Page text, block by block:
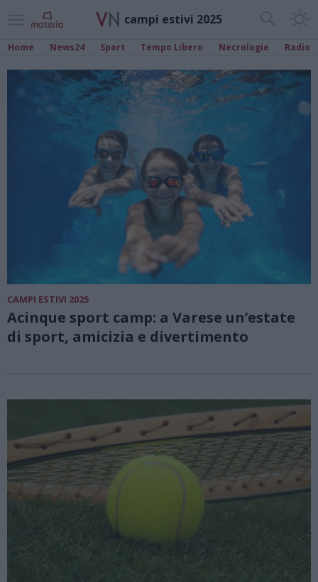
campi estivi 2025
Home News24 Sport Tempo Libero Necrologie Radio
CAMPI ESTIVI 2025
Acinque sport camp: a Varese un’estate
di sport, amicizia e divertimento